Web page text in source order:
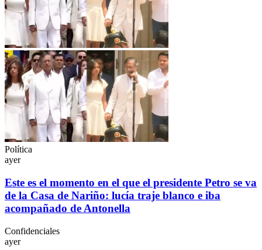
Política
ayer
Este es el momento en el que el presidente Petro se va
de la Casa de Nariño: lucía traje blanco e iba
acompañado de Antonella
Confidenciales
ayer